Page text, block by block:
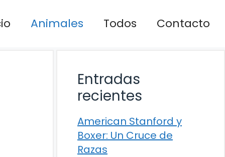
Animales Todos Contacto
Entradas
recientes
American Stanford y
Boxer: Un Cruce de
Razas